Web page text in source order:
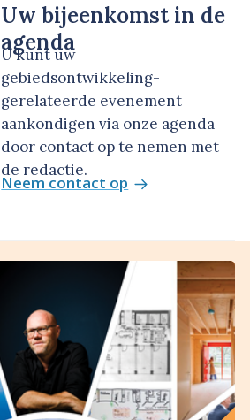
Uw bijeenkomst in de
agenda
U kunt uw
gebiedsontwikkeling-
gerelateerde evenement
aankondigen via onze agenda
door contact op te nemen met
de redactie.
Neem contact op